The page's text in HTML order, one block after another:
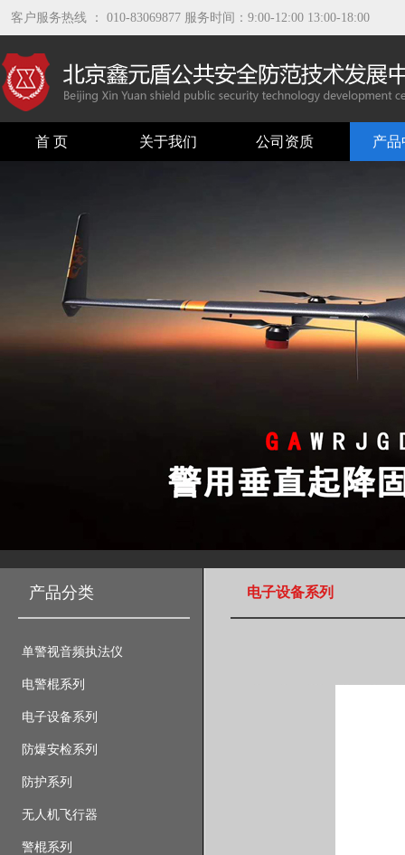
客户服务热线 ： 010-83069877 服务时间：9:00-12:00 13:00-18:00
首 页 关于我们 公司资质 产品
产品分类
单警视音频执法仪
电警棍系列
电子设备系列
防爆安检系列
防护系列
无人机飞行器
警棍系列
电子设备系列